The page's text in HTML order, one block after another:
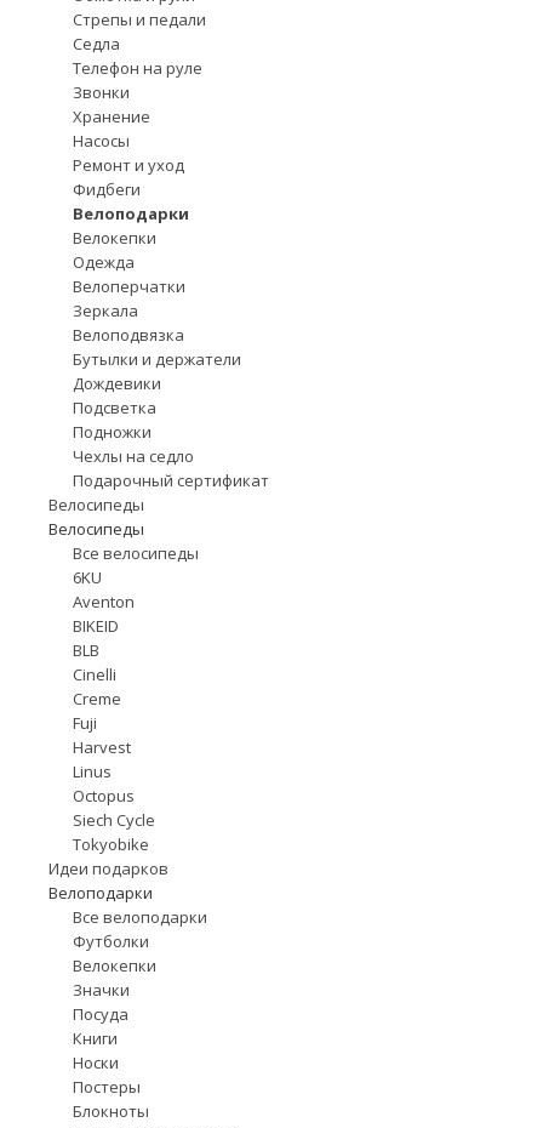
Стрепы и педали
Седла
Телефон на руле
Звонки
Хранение
Насосы
Ремонт и уход
Фидбеги
Велоподарки
Велокепки
Одежда
Велоперчатки
Зеркала
Велоподвязка
Бутылки и держатели
Дождевики
Подсветка
Подножки
Чехлы на седло
Подарочный сертификат
Велосипеды
Велосипеды
Все велосипеды
6KU
Aventon
BIKEID
BLB
Cinelli
Creme
Fuji
Harvest
Linus
Octopus
Siech Cycle
Tokyobike
Идеи подарков
Велоподарки
Все велоподарки
Футболки
Велокепки
Значки
Посуда
Книги
Носки
Постеры
Блокноты